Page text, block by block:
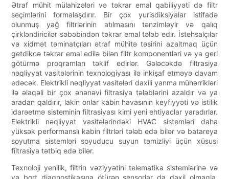
Ətraf mühit mülahizələri və təkrar emal qabiliyyəti də filtr
seçimlərini formalaşdırır. Bir çox yurisdiksiyalar istifadə
olunmuş yağ filtrlərinin atılmasını tənzimləyir və qalıq
çirkləndiricilər səbəbindən təkrar emal tələb edir. İstehsalçılar
və xidmət təminatçıları ətraf mühitə təsirini azaltmaq üçün
getdikcə təkrar emal edilə bilən filtr komponentləri və ya geri
götürmə proqramları təklif edirlər. Gələcəkdə filtrasiya
nəqliyyat vasitələrinin texnologiyası ilə inkişaf etməyə davam
edəcək. Elektrikli nəqliyyat vasitələri daxili yanma mühərrikləri
ilə əlaqəli bir çox ənənəvi filtrasiya tələblərini azaldır və ya
aradan qaldırır, lakin onlar kabin havasının keyfiyyəti və istilik
idarəetmə sisteminin filtrasiyası kimi yeni ehtiyaclar yaradırlar.
Elektrikli nəqliyyat vasitələrindəki HVAC sistemləri daha
yüksək performanslı kabin filtrləri tələb edə bilər və batareya
soyutma sistemləri soyuducu suyun təmizliyi üçün xüsusi
filtrasiya tətbiq edə bilər.
Texnoloji yenilik, filtrin vəziyyətini telematika sistemlərinə və